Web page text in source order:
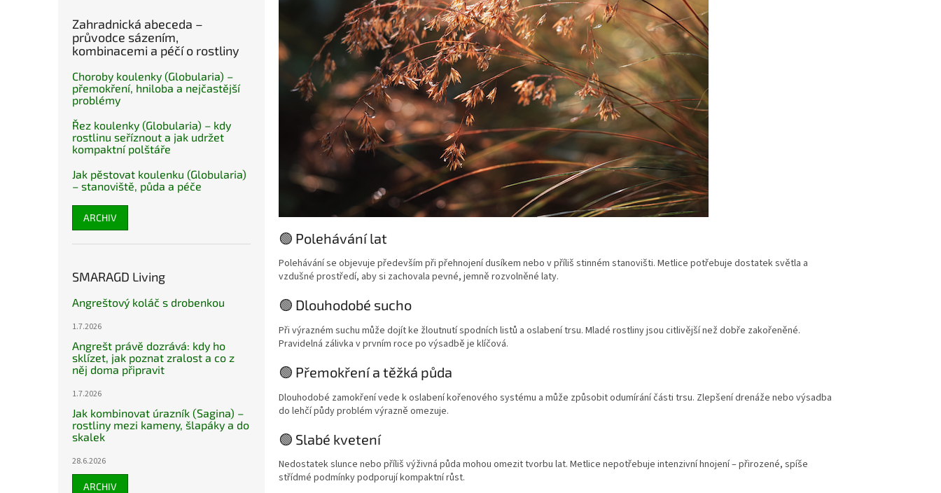
Zahradnická abeceda –
průvodce sázením,
kombinacemi a péčí o rostliny
Choroby koulenky (Globularia) –
přemokření, hniloba a nejčastější
problémy
Řez koulenky (Globularia) – kdy
rostlinu seříznout a jak udržet
kompaktní polštáře
Jak pěstovat koulenku (Globularia)
– stanoviště, půda a péče
ARCHIV
SMARAGD Living
Angreštový koláč s drobenkou
1.7.2026
Angrešt právě dozrává: kdy ho
sklízet, jak poznat zralost a co z
něj doma připravit
1.7.2026
Jak kombinovat úrazník (Sagina) –
rostliny mezi kameny, šlapáky a do
skalek
28.6.2026
ARCHIV
🟢 Polehávání lat
Polehávání se objevuje především při přehnojení dusíkem nebo v příliš stinném stanovišti. Metlice potřebuje dostatek světla a
vzdušné prostředí, aby si zachovala pevné, jemně rozvolněné laty.
🟢 Dlouhodobé sucho
Při výrazném suchu může dojít ke žloutnutí spodních listů a oslabení trsu. Mladé rostliny jsou citlivější než dobře zakořeněné.
Pravidelná zálivka v prvním roce po výsadbě je klíčová.
🟢 Přemokření a těžká půda
Dlouhodobé zamokření vede k oslabení kořenového systému a může způsobit odumírání části trsu. Zlepšení drenáže nebo výsadba
do lehčí půdy problém výrazně omezuje.
🟢 Slabé kvetení
Nedostatek slunce nebo příliš výživná půda mohou omezit tvorbu lat. Metlice nepotřebuje intenzivní hnojení – přirozené, spíše
střídmé podmínky podporují kompaktní růst.